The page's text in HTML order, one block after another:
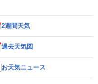
2週間天気
過去天気図
お天気ニュース